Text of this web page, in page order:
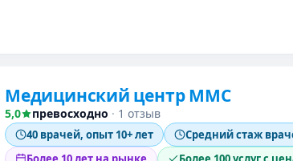
Медицинский центр ММС
5,0 превосходно · 1 отзыв
40 врачей, опыт 10+ лет
Средний стаж